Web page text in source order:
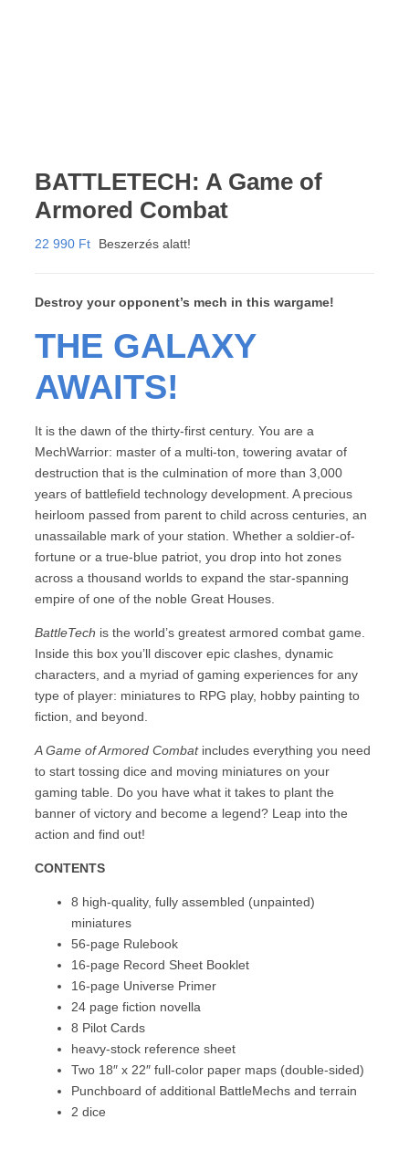
BATTLETECH: A Game of
Armored Combat
22 990 Ft Beszerzés alatt!
Destroy your opponent’s mech in this wargame!
THE GALAXY
AWAITS!
It is the dawn of the thirty-first century. You are a
MechWarrior: master of a multi-ton, towering avatar of
destruction that is the culmination of more than 3,000
years of battlefield technology development. A precious
heirloom passed from parent to child across centuries, an
unassailable mark of your station. Whether a soldier-of-
fortune or a true-blue patriot, you drop into hot zones
across a thousand worlds to expand the star-spanning
empire of one of the noble Great Houses.
BattleTech is the world’s greatest armored combat game.
Inside this box you’ll discover epic clashes, dynamic
characters, and a myriad of gaming experiences for any
type of player: miniatures to RPG play, hobby painting to
fiction, and beyond.
A Game of Armored Combat includes everything you need
to start tossing dice and moving miniatures on your
gaming table. Do you have what it takes to plant the
banner of victory and become a legend? Leap into the
action and find out!
CONTENTS
8 high-quality, fully assembled (unpainted)
miniatures
56-page Rulebook
16-page Record Sheet Booklet
16-page Universe Primer
24 page fiction novella
8 Pilot Cards
heavy-stock reference sheet
Two 18″ x 22″ full-color paper maps (double-sided)
Punchboard of additional BattleMechs and terrain
2 dice